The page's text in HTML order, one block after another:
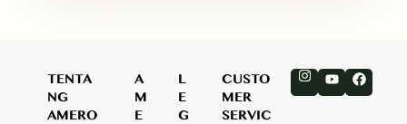
TENTA
NG
AMERO
A
M
E
L
E
G
CUSTO
MER
SERVIC